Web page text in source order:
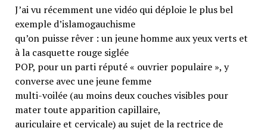
J’ai vu récemment une vidéo qui déploie le plus bel
exemple d’islamogauchisme
qu’on puisse rêver : un jeune homme aux yeux verts et
à la casquette rouge siglée
POP, pour un parti réputé « ouvrier populaire », y
converse avec une jeune femme
multi-voilée (au moins deux couches visibles pour
mater toute apparition capillaire,
auriculaire et cervicale) au sujet de la rectrice de